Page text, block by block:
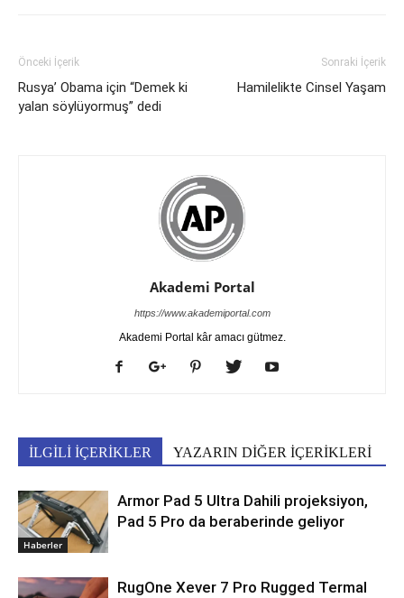
Önceki İçerik
Rusya’ Obama için “Demek ki
yalan söylüyormuş” dedi
Sonraki İçerik
Hamilelikte Cinsel Yaşam
Akademi Portal
https://www.akademiportal.com
Akademi Portal kâr amacı gütmez.
İLGİLİ İÇERİKLER YAZARIN DİĞER İÇERİKLERİ
Haberler
Armor Pad 5 Ultra Dahili projeksiyon,
Pad 5 Pro da beraberinde geliyor
RugOne Xever 7 Pro Rugged Termal